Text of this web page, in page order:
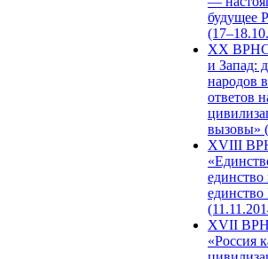
будущее
XX ВРНС
и Запад:
народов
ответов
вызовы»
XVIII
единство
единство
XVII
«Россия